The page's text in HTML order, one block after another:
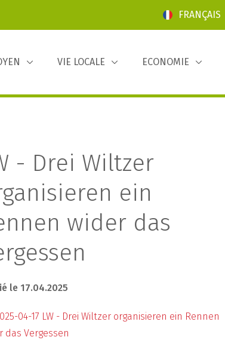
FRANÇAIS
VIE LOCALE ECONOMIE
- Drei Wiltzer
ein
wider das
le 17.04.2025
04-17 LW - Drei Wiltzer organisieren ein Rennen
das Vergessen